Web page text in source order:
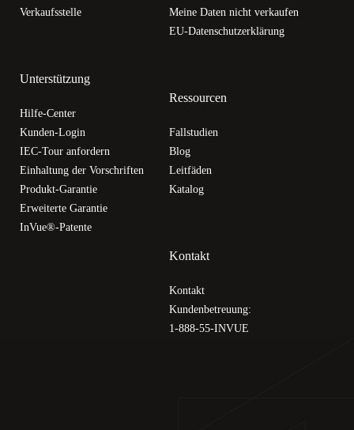
Verkaufsstelle
Unterstützung
Hilfe-Center
Kunden-Login
IEC-Tour anfordern
Einhaltung der Vorschriften
Produkt-Garantie
Erweiterte Garantie
InVue®-Patente
Meine Daten nicht verkaufen
EU-Datenschutzerklärung
Ressourcen
Fallstudien
Blog
Leitfäden
Katalog
Kontakt
Kontakt
Kundenbetreuung:
1-888-55-INVUE